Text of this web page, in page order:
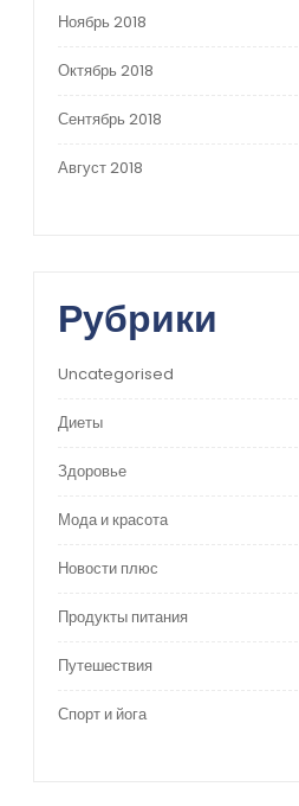
Ноябрь 2018
Октябрь 2018
Сентябрь 2018
Август 2018
Рубрики
Uncategorised
Диеты
Здоровье
Мода и красота
Новости плюс
Продукты питания
Путешествия
Спорт и йога